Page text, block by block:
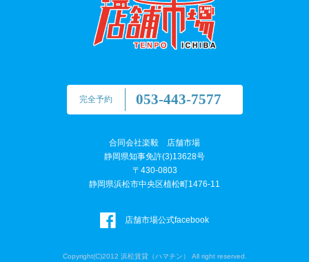
完全予約 053-443-7577
合同会社楽毅 店舗市場
静岡県知事免許(3)13628号
〒430-0803
静岡県浜松市中央区植松町1476-11
店舗市場公式facebook
Copyright(C)2012 浜松賃貸（ハマチン） All right reserved.